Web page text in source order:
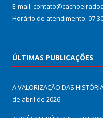
E-mail:
Horário de atendimento:
ÚLTIMAS PUBLICAÇÕES
A VALORIZAÇÃO DAS
de abril de 2026